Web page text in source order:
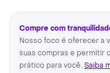
Compre com
Nosso foco é oferecer a
suas compras e permitir
prático para você. Saiba